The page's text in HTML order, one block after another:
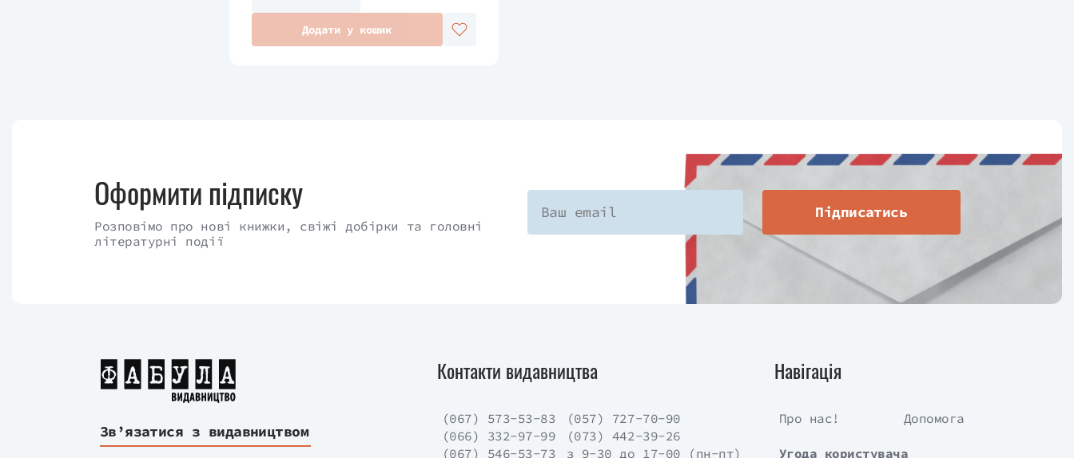
Додати у кошик
Оформити підписку
Розповімо про нові книжки, свіжі добірки та головні
літературні події
Підписатись
Зв’язатися з видавництвом
Контакти видавництва
(067) 573-53-83
(057) 727-70-90
(066) 332-97-99
(073) 442-39-26
(067) 546-53-73
з 9-30 до 17-00 (пн-пт)
Навігація
Про нас! Допомога
Угода користувача